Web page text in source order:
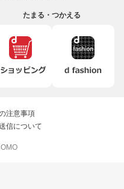
たまる・つかえる
注意事項
信について